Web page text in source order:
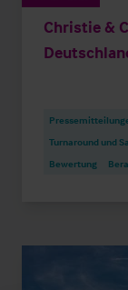
Christie &
Turnaround und
Bewertung